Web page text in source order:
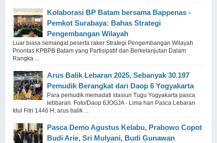
Kolaborasi BP Batam bersama Bappenas -
Pemkot Surabaya: Bahas Strategi
Pengembangan Wilayah
Luar biasa semangat peserta raker Strategi Pengembangan Wilayah
Prioritas KPBPB Batam yang Partisipatif dan Berkelanjutan Dalam
Rangka ...
Arus Balik Lebaran 2025, Sebanyak 30.197
Pemudik Berangkat dari Daop 6 Yogyakarta
Para pemudik memadati stasiun Tugu Yogyakarta pasca
lebbaran. Foto/Daop 6JOGJA - Lima hari Pasca Lebaran
Idul Fitri 1446 H, arus balik ...
Pasca Demo Agustus Kelabu, Prabowo Copot
Budi Arie, Sri Mulyani, Budi Gunawan